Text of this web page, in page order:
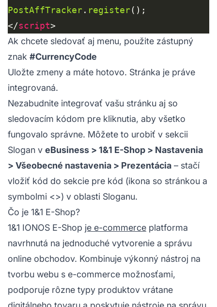
PostAffTracker. register
</script
Ak chcete sledovať aj menu, použite zástupný
znak #CurrencyCode
Uložte zmeny a máte hotovo. Stránka je práve
integrovaná.
Nezabudnite integrovať vašu stránku aj so
sledovacím kódom pre kliknutia, aby všetko
fungovalo správne. Môžete to urobiť v sekcii
Slogan v eBusiness > 1&1 E-Shop > Nastavenia
> Všeobecné nastavenia > Prezentácia – stačí
vložiť kód do sekcie pre kód (ikona so stránkou a
symbolmi <>) v oblasti Sloganu.
Čo je 1&1 E-Shop?
1&1 IONOS E-Shop je e-commerce platforma
navrhnutá na jednoduché vytvorenie a správu
online obchodov. Kombinuje výkonný nástroj na
tvorbu webu s e-commerce možnosťami,
podporuje rôzne typy produktov vrátane